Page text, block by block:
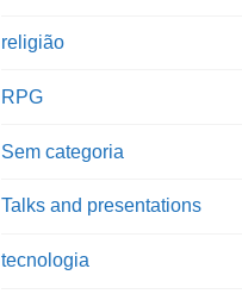
religião
RPG
Sem categoria
Talks and presentations
tecnologia